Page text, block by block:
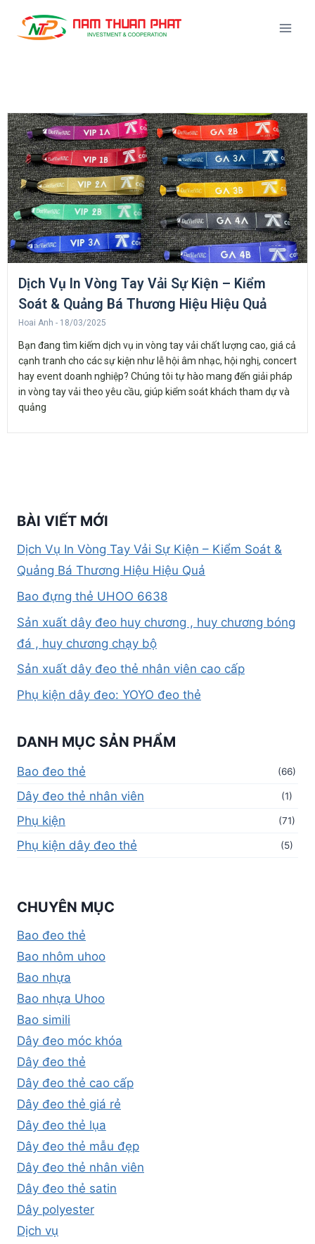
Dịch Vụ In Vòng Tay Vải Sự Kiện – Kiểm
Soát & Quảng Bá Thương Hiệu Hiệu Quả
Hoai Anh 18/03/2025
Bạn đang tìm kiếm dịch vụ in vòng tay vải chất lượng cao, giá cả
cạnh tranh cho các sự kiện như lễ hội âm nhạc, hội nghị, concert
hay event doanh nghiệp? Chúng tôi tự hào mang đến giải pháp
in vòng tay vải theo yêu cầu, giúp kiểm soát khách tham dự và
quảng
BÀI VIẾT MỚI
Dịch Vụ In Vòng Tay Vải Sự Kiện – Kiểm Soát &
Quảng Bá Thương Hiệu Hiệu Quả
Bao đựng thẻ UHOO 6638
Sản xuất dây đeo huy chương , huy chương bóng
đá , huy chương chạy bộ
Sản xuất dây đeo thẻ nhân viên cao cấp
Phụ kiện dây đeo: YOYO đeo thẻ
DANH MỤC SẢN PHẨM
Bao đeo thẻ (66)
Dây đeo thẻ nhân viên (1)
Phụ kiện (71)
Phụ kiện dây đeo thẻ (5)
CHUYÊN MỤC
Bao đeo thẻ
Bao nhôm uhoo
Bao nhựa
Bao nhựa Uhoo
Bao simili
Dây đeo móc khóa
Dây đeo thẻ
Dây đeo thẻ cao cấp
Dây đeo thẻ giá rẻ
Dây đeo thẻ lụa
Dây đeo thẻ mẫu đẹp
Dây đeo thẻ nhân viên
Dây đeo thẻ satin
Dây polyester
Dịch vụ